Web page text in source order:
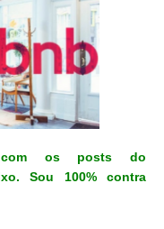
com os posts do
Sou 100% contra